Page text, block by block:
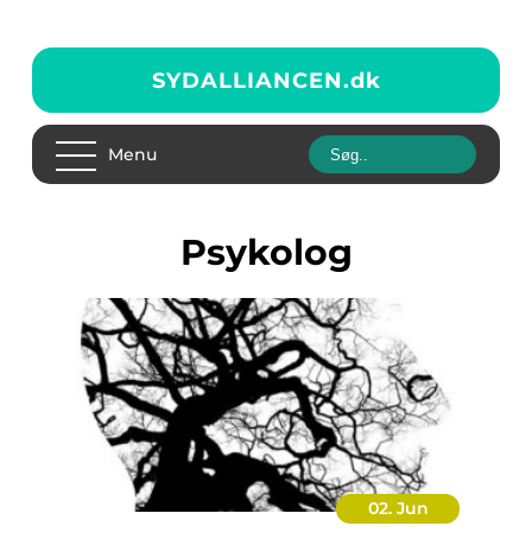
SYDALLIANCEN.dk
Menu
psykolog
02. Jun